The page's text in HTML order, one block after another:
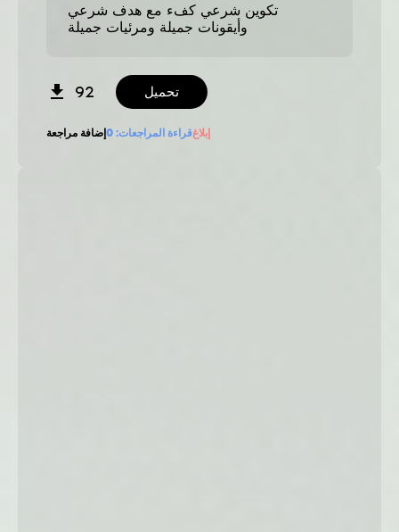
تكوين شرعي كفء مع هدف شرعي
وأيقونات جميلة ومرئيات جميلة
92 تحميل
إضافة مراجعة قراءة المراجعات: 0 إبلاغ